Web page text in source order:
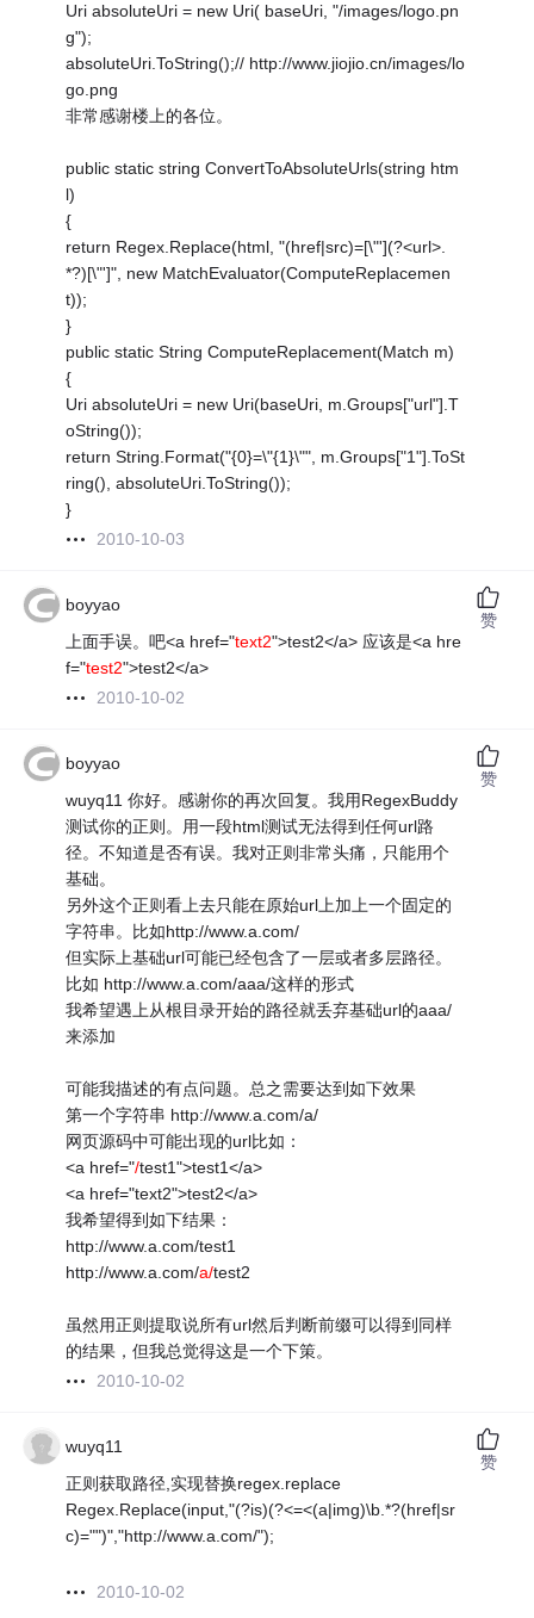
Uri absoluteUri = new Uri( baseUri, "/images/logo.pn
g");
absoluteUri.ToString();// http://www.jiojio.cn/images/lo
go.png
非常感谢楼上的各位。
public static string ConvertToAbsoluteUrls(string htm
l)
{
return Regex.Replace(html, "(href|src)=[\"'](?<url>.
*?)[\"']", new MatchEvaluator(ComputeReplacemen
t));
}
public static String ComputeReplacement(Match m)
{
Uri absoluteUri = new Uri(baseUri, m.Groups["url"].T
oString());
return String.Format("{0}=\"{1}\"", m.Groups["1"].ToSt
ring(), absoluteUri.ToString());
}
2010-10-03
boyyao
上面手误。吧<a href="text2">test2</a> 应该是<a hre
f="test2">test2</a>
2010-10-02
赞
boyyao
wuyq11 你好。感谢你的再次回复。我用RegexBuddy
测试你的正则。用一段html测试无法得到任何url路
径。不知道是否有误。我对正则非常头痛，只能用个
基础。
另外这个正则看上去只能在原始url上加上一个固定的
字符串。比如http://www.a.com/
但实际上基础url可能已经包含了一层或者多层路径。
比如 http://www.a.com/aaa/这样的形式
我希望遇上从根目录开始的路径就丢弃基础url的aaa/
来添加
可能我描述的有点问题。总之需要达到如下效果
第一个字符串 http://www.a.com/a/
网页源码中可能出现的url比如：
<a href="/test1">test1</a>
<a href="text2">test2</a>
我希望得到如下结果：
http://www.a.com/test1
http://www.a.com/a/test2
虽然用正则提取说所有url然后判断前缀可以得到同样
的结果，但我总觉得这是一个下策。
2010-10-02
赞
wuyq11
正则获取路径,实现替换regex.replace
Regex.Replace(input,"(?is)(?<=<(a|img)\b.*?(href|sr
c)="")","http://www.a.com/");
2010-10-02
赞